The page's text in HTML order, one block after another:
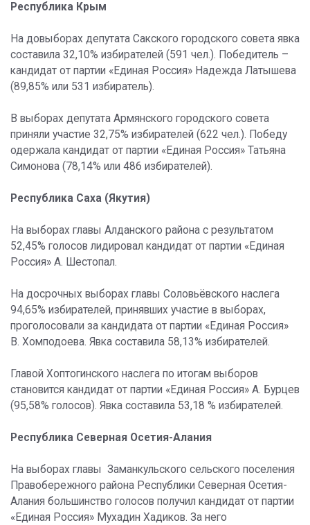
Республика Крым
На довыборах депутата Сакского городского совета явка
составила 32,10% избирателей (591 чел.). Победитель –
кандидат от партии «Единая Россия» Надежда Латышева
(89,85% или 531 избиратель).
В выборах депутата Армянского городского совета
приняли участие 32,75% избирателей (622 чел.). Победу
одержала кандидат от партии «Единая Россия» Татьяна
Симонова (78,14% или 486 избирателей).
Республика Саха (Якутия)
На выборах главы Алданского района с результатом
52,45% голосов лидировал кандидат от партии «Единая
Россия» А. Шестопал.
На досрочных выборах главы Соловьёвского наслега
94,65% избирателей, принявших участие в выборах,
проголосовали за кандидата от партии «Единая Россия»
В. Хомподоева. Явка составила 58,13% избирателей.
Главой Хоптогинского наслега по итогам выборов
становится кандидат от партии «Единая Россия» А. Бурцев
(95,58% голосов). Явка составила 53,18 % избирателей.
Республика Северная Осетия-Алания
На выборах главы Заманкульского сельского поселения
Правобережного района Республики Северная Осетия-
Алания большинство голосов получил кандидат от партии
«Единая Россия» Мухадин Хадиков. За него